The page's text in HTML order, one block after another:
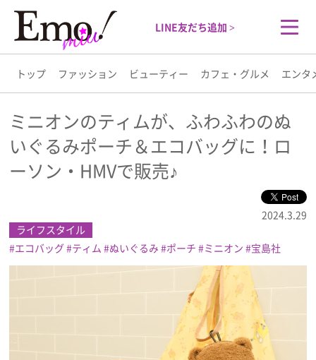
LINE友だち追加 >
トップ ファッション ビューティー カフェ・グルメ エンタ
トップ
ファッション
カフェ・グルメ
エンタメ
ミニオンのティムが、ふわふわのぬ
いぐるみポーチ＆エコバッグに！ロ
ーソン・HMVで販売♪
2024.3.29
ライフスタイル
エコバッグ
ティム ぬいぐるみ ポーチ ミニオン 宝島社